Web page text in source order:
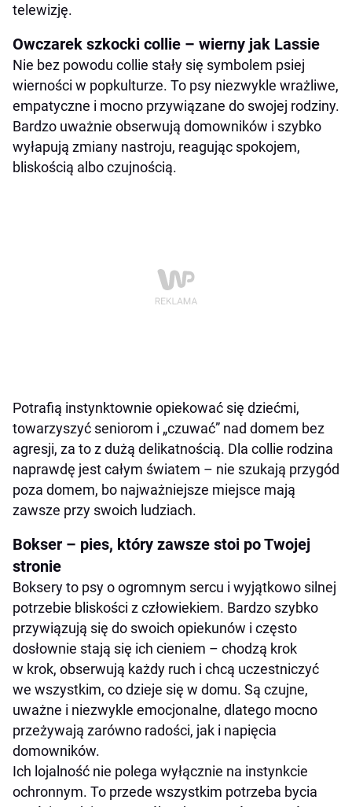
telewizję.
Owczarek szkocki collie – wierny jak Lassie
Nie bez powodu collie stały się symbolem psiej
wierności w popkulturze. To psy niezwykle wrażliwe,
empatyczne i mocno przywiązane do swojej rodziny.
Bardzo uważnie obserwują domowników i szybko
wyłapują zmiany nastroju, reagując spokojem,
bliskością albo czujnością.
Potrafią instynktownie opiekować się dziećmi,
towarzyszyć seniorom i „czuwać” nad domem bez
agresji, za to z dużą delikatnością. Dla collie rodzina
naprawdę jest całym światem – nie szukają przygód
poza domem, bo najważniejsze miejsce mają
zawsze przy swoich ludziach.
Bokser – pies, który zawsze stoi po Twojej
stronie
Boksery to psy o ogromnym sercu i wyjątkowo silnej
potrzebie bliskości z człowiekiem. Bardzo szybko
przywiązują się do swoich opiekunów i często
dosłownie stają się ich cieniem – chodzą krok
w krok, obserwują każdy ruch i chcą uczestniczyć
we wszystkim, co dzieje się w domu. Są czujne,
uważne i niezwykle emocjonalne, dlatego mocno
przeżywają zarówno radości, jak i napięcia
domowników.
Ich lojalność nie polega wyłącznie na instynkcie
ochronnym. To przede wszystkim potrzeba bycia